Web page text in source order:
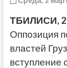
ТБИЛИСИ, 2
Оппозиция
властей
вступление